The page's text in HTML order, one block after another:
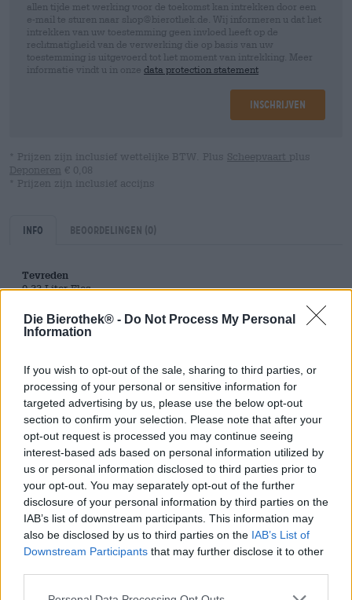
Die Bierothek® - Do Not Process My Personal
Information
If you wish to opt-out of the sale, sharing to third parties, or
processing of your personal or sensitive information for
targeted advertising by us, please use the below opt-out
section to confirm your selection. Please note that after your
opt-out request is processed you may continue seeing
interest-based ads based on personal information utilized by
us or personal information disclosed to third parties prior to
your opt-out. You may separately opt-out of the further
disclosure of your personal information by third parties on the
IAB’s list of downstream participants. This information may
also be disclosed by us to third parties on the IAB’s List of
Downstream Participants that may further disclose it to other
allen tijde met werking voor de toekomst kan intrekken door een
e-mail te sturen naar shop@bierothek.de. Wij informeren u dat het
intrekken van uw toestemming geen invloed heeft op de
rechtmatigheid van de verwerking die op basis van uw
toestemming is uitgevoerd tot het moment van intrekking. Meer
informatie vindt u in onze data protection statement
Inschrijven
* Prijzen zijn inclusief wettelijke BTW. Plus Scheepvaart plus
Deponeren € 0,08
* Prijzen zijn inclusief accijns
Info Beoordelingen (0)
Tevreden
0,33 Liter Fles
Brauerei
Bierothek® ID
15002010
Gewicht
0.33kg(0.67kg met verpakking)
Deponeren
€ 0.08
Verantwoordelijke exploitant van levensmiddelenbedrijven
(EU)
Niubru Srl, Via Borsa, 2 / B , 26845
Codogno Italien(IT)
Bierregion
Bier stijl